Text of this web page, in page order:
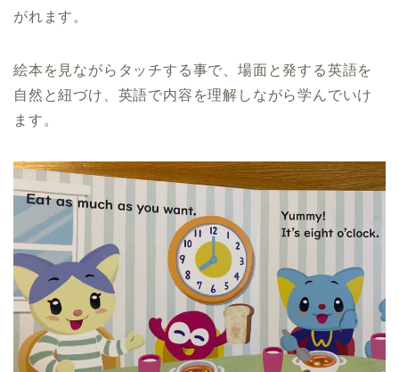
がれます。
絵本を見ながらタッチする事で、場面と発する英語を
自然と紐づけ、英語で内容を理解しながら学んでいけ
ます。